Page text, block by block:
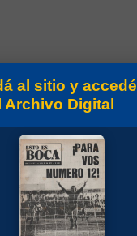
al sitio y accedé
Archivo Digital